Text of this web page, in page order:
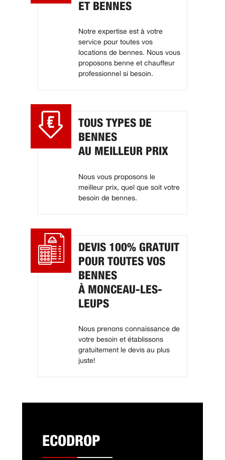
ET BENNES
Notre expertise est à votre
service pour toutes vos
locations de bennes. Nous vous
proposons benne et chauffeur
professionnel si besoin.
TOUS TYPES DE
BENNES
AU MEILLEUR PRIX
Nous vous proposons le
meilleur prix, quel que soit votre
besoin de bennes.
DEVIS 100% GRATUIT
POUR TOUTES VOS
BENNES
À MONCEAU-LES-
LEUPS
Nous prenons connaissance de
votre besoin et établissons
gratuitement le devis au plus
juste!
ECODROP